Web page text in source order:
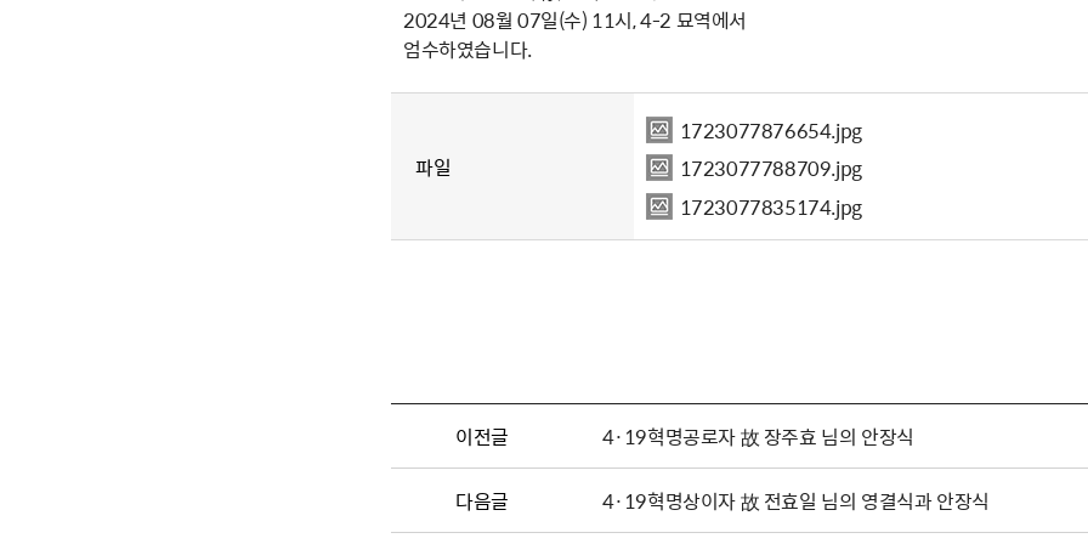
2024년 08월 07일(수) 11시, 4-2 묘역에서
엄수하였습니다.
파일
1723077876654.jpg
1723077788709.jpg
1723077835174.jpg
이전글 4·19혁명공로자 故 장주효 님의 안장식
다음글 4·19혁명상이자 故 전효일 님의 영결식과 안장식